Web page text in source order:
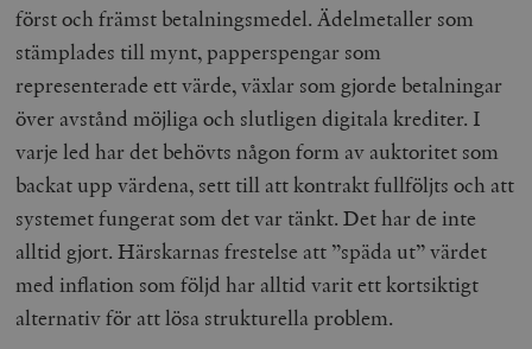
först och främst betalningsmedel. Ädelmetaller som
stämplades till mynt, papperspengar som
representerade ett värde, växlar som gjorde betalningar
över avstånd möjliga och slutligen digitala krediter. I
varje led har det behövts någon form av auktoritet som
backat upp värdena, sett till att kontrakt fullföljts och att
systemet fungerat som det var tänkt. Det har de inte
alltid gjort. Härskarnas frestelse att ”späda ut” värdet
med inflation som följd har alltid varit ett kortsiktigt
alternativ för att lösa strukturella problem.